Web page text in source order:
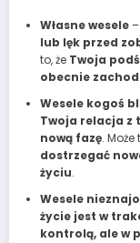
Własne wesele–
lub lęk przed
to, że Twoja
obecnie
Wesele kogoś
Twoja relacja z
nową fazę. Może
dostrzegać
życiu.
Wesele
życie jest w
kontrolą, ale w